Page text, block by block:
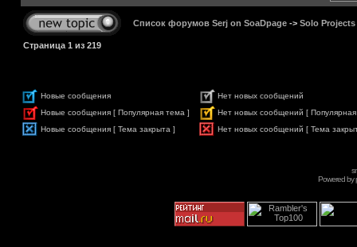
Список форумов Serj on SoaDpage -> Solo Projects
Страница 1 из 219
Новые сообщения
Нет новых сообщений
Новые сообщения [ Популярная тема ]
Нет новых сообщений [
Новые сообщения [ Тема закрыта ]
Нет новых сообщений [ Тема
Powered by